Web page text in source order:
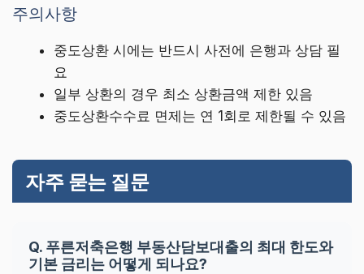
주의사항
중도상환 시에는 반드시 사전에 은행과 상담 필
요
일부 상환의 경우 최소 상환금액 제한 있음
중도상환수수료 면제는 연 1회로 제한될 수 있음
자주 묻는 질문
Q. 푸른저축은행 부동산담보대출의 최대 한도와
기본 금리는 어떻게 되나요?